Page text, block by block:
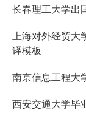
长春理工大学出
上海对外经贸
译模板
南京信息工程大
西安交通大学毕